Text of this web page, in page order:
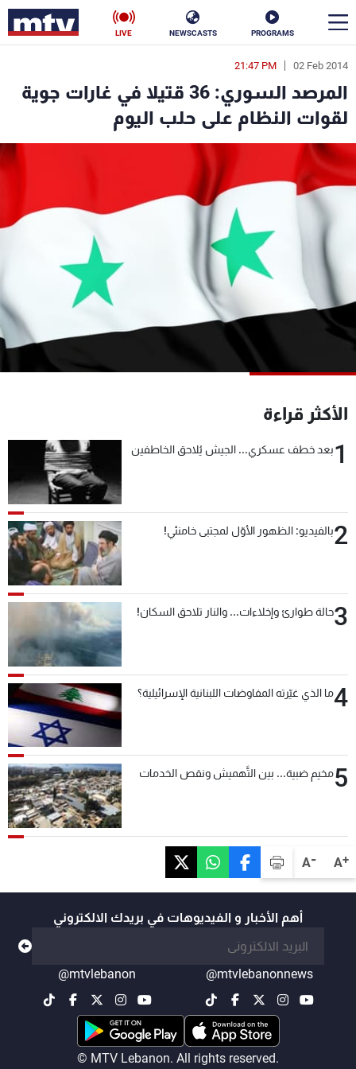
PROGRAMS
NEWSCASTS
LIVE
A+
A-
02 Feb 2014
21:47 PM
المرصد السوري: 36 قتيلا في غارات جوية
لقوات النظام على حلب اليوم
الأكثر قراءة
1بعد خطف عسكري... الجيش يُلاحق الخاطفين
2بالفيديو: الظهور الأوّل لمجتبى خامنئي!
3حالة طوارئ وإخلاءات... والنار تلاحق السكان!
4ما الذي غيّرته المفاوضات اللبنانية الإسرائيلية؟
5مخيم ضبية... بين التَّهميش ونقص الخدمات
أهم الأخبار و الفيديوهات في بريدك الالكتروني
@mtvlebanonnews
@mtvlebanon
© MTV Lebanon. All rights reserved.
en
الأخبار
سياسة ناس
إقتصاد
كأس العالم
البرامج
شاهد البرامج
عن MTV
الإنـتـاج
وظائف
شروط الإسـتخدام
سياسة الخصوصية